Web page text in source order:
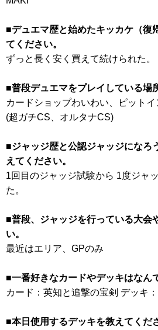
■デュエマ歴と始めたキッカケ（復
てください。
ずっと長く安く買えて続けられた。
■普段デュエマをプレイしている場
カードショップわいわい、ピット
(超ガチCS、オルタナCS)
■ジャッジ歴と公認ジャッジになろ
えてください。
1回目のジャッジ試験から 1度ジャ
た。
■普段、ジャッジを行っている大会
い。
最近はエリア、GPのみ
■一番好きなカードやデッキはなん
カード：英知と追撃の宝剣 デッキ
■本日使用するデッキを教えてくだ